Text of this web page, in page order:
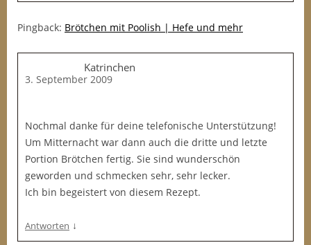
Pingback: Brötchen mit Poolish | Hefe und mehr
Katrinchen
3. September 2009
Nochmal danke für deine telefonische Unterstützung!
Um Mitternacht war dann auch die dritte und letzte
Portion Brötchen fertig. Sie sind wunderschön
geworden und schmecken sehr, sehr lecker.
Ich bin begeistert von diesem Rezept.
Antworten ↓